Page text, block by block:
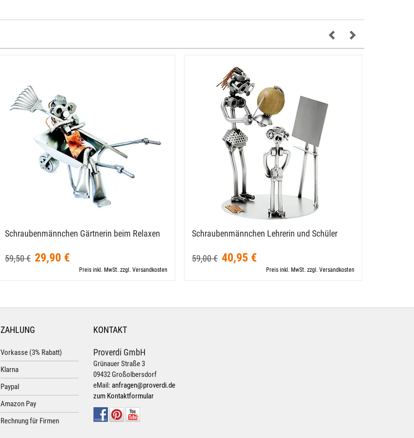
Schraubenmännchen Gärtnerin beim Relaxen
59,50 € 29,90 €
Preis inkl. MwSt. zzgl. Versandkosten
Schraubenmännchen Lehrerin und Schüler
59,00 € 40,95 €
Preis inkl. MwSt. zzgl. Versandkosten
ZAHLUNG
Vorkasse (3% Rabatt)
Klarna
Paypal
Amazon Pay
Rechnung für Firmen
KONTAKT
Proverdi GmbH
Grünauer Straße 3
09432 Großolbersdorf
eMail: anfragen@proverdi.de
zum Kontaktformular